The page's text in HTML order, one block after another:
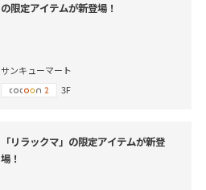
の限定アイテムが新登場！
サンキューマート
3F
「リラックマ」の限定アイテムが新登
場！